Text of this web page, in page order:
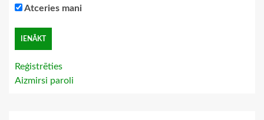
Atceries mani
Reģistrēties
Aizmirsi paroli